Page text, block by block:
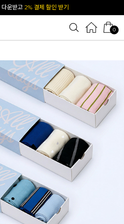
하면1천원 즉시 할인 쿠폰
0